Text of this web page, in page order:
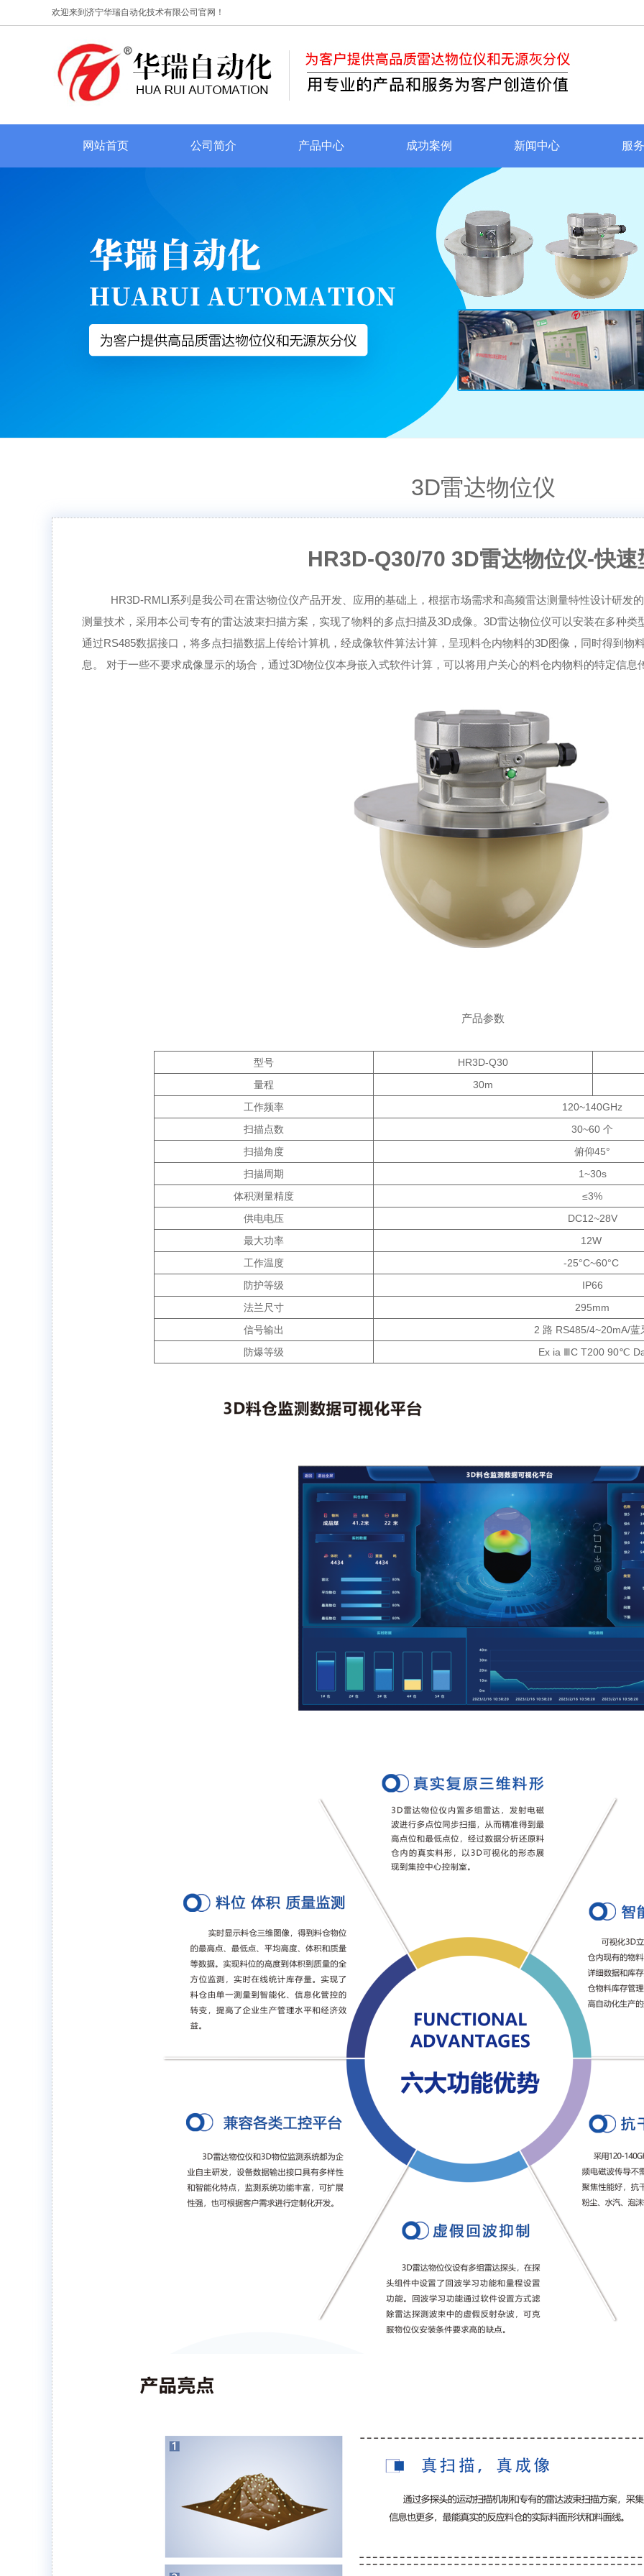
欢迎来到济宁华瑞自动化技术有限公司官网！
网站首页 公司简介 产品中心 成功案例 新闻中心 服
3D雷达物位仪
HR3D-Q30/70 3D雷达物位仪-快速
HR3D-RMLI系列是我公司在雷达物位仪产品开发、应用的基础上，根据市场需求和高频雷达测量特性设计研发
测量技术，采用本公司专有的雷达波束扫描方案，实现了物料的多点扫描及3D成像。3D雷达物位仪可以安装在多种
通过RS485数据接口，将多点扫描数据上传给计算机，经成像软件算法计算，呈现料仓内物料的3D图像，同时得到物
息。 对于一些不要求成像显示的场合，通过3D物位仪本身嵌入式软件计算，可以将用户关心的料仓内物料的特定信息
产品参数
型号
HR3D-Q30
量程
30m
工作频率
120~140GHz
扫描点数
30~60 个
扫描角度
俯仰45°
扫描周期
1~30s
体积测量精度
≤3%
供电电压
DC12~28V
最大功率
12W
工作温度
-25°C~60°C
防护等级
IP66
法兰尺寸
295mm
信号输出
2 路 RS485/4~20mA/蓝
防爆等级
Ex ia ⅢC T200 90℃